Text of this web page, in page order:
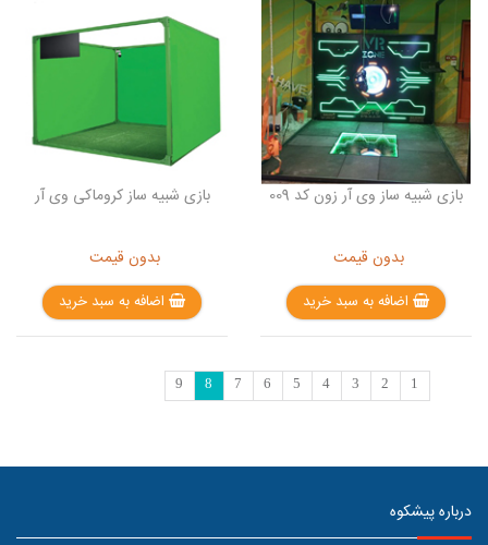
بازی شبیه ساز وی آر زون کد 009
بدون قیمت
اضافه به سبد خرید
بازی شبیه ساز کروماکی وی آر
بدون قیمت
اضافه به سبد خرید
1
2
3
4
5
6
7
8
9
درباره پیشکوه